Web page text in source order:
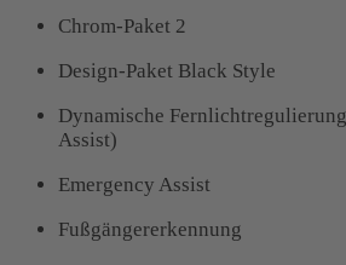
Chrom-Paket 2
Design-Paket Black Style
Dynamische
Assist)
Emergency Assist
Fußgängererkennung